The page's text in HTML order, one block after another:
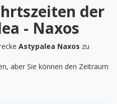
der
- Naxos
Astypalea Naxos zu
aber Sie können den Zeitraum